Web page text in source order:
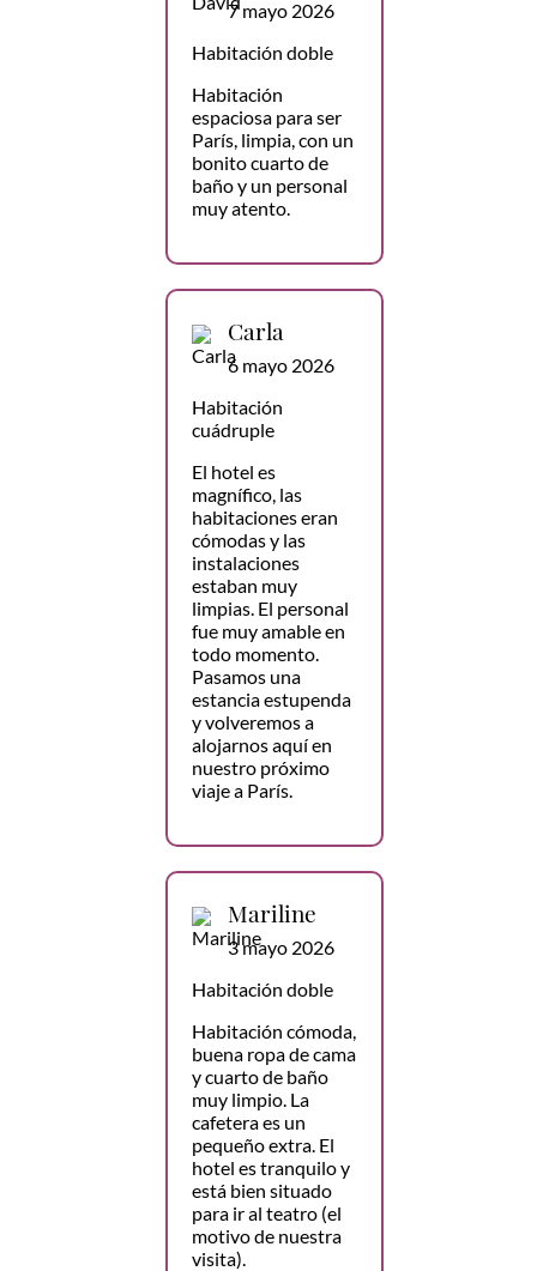
7 mayo 2026
Habitación doble
Habitación
espaciosa para ser
París, limpia, con un
bonito cuarto de
baño y un personal
muy atento.
Carla
6 mayo 2026
Habitación
cuádruple
El hotel es
magnífico, las
habitaciones eran
cómodas y las
instalaciones
estaban muy
limpias. El personal
fue muy amable en
todo momento.
Pasamos una
estancia estupenda
y volveremos a
alojarnos aquí en
nuestro próximo
viaje a París.
Mariline
3 mayo 2026
Habitación doble
Habitación cómoda,
buena ropa de cama
y cuarto de baño
muy limpio. La
cafetera es un
pequeño extra. El
hotel es tranquilo y
está bien situado
para ir al teatro (el
motivo de nuestra
visita).